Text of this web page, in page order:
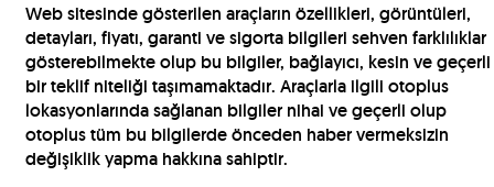
Web sitesinde gösterilen araçların özellikleri, görüntüleri,
detayları, fiyatı, garanti ve sigorta bilgileri sehven farklılıklar
gösterebilmekte olup bu bilgiler, bağlayıcı, kesin ve geçerli
bir teklif niteliği taşımamaktadır. Araçlarla ilgili otoplus
lokasyonlarında sağlanan bilgiler nihai ve geçerli olup
otoplus tüm bu bilgilerde önceden haber vermeksizin
değişiklik yapma hakkına sahiptir.